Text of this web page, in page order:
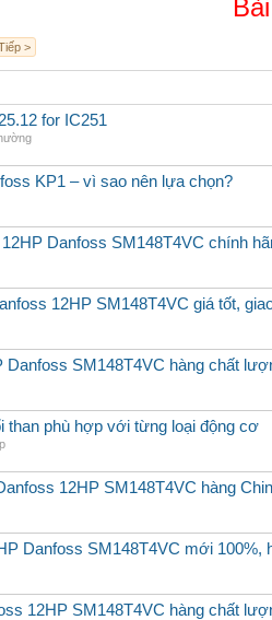
>
for IC251
KP1 – vì sao nên lựa chọn?
Danfoss SM148T4VC chính
12HP SM148T4VC giá tốt,
Danfoss SM148T4VC hàng chất
than phù hợp với từng loại động cơ
12HP SM148T4VC hàng
Danfoss SM148T4VC mới
12HP SM148T4VC hàng chất